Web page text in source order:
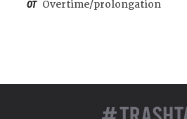
OT Overtime/prolongation